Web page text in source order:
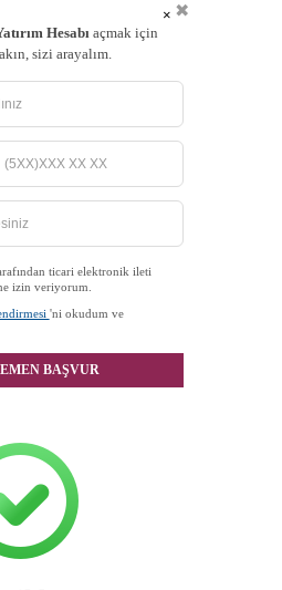
✖
Hesabıaçmak için
sizi arayalım.
ticari elektronik ileti
izin veriyorum.
'ni okudum ve
BAŞVUR
×